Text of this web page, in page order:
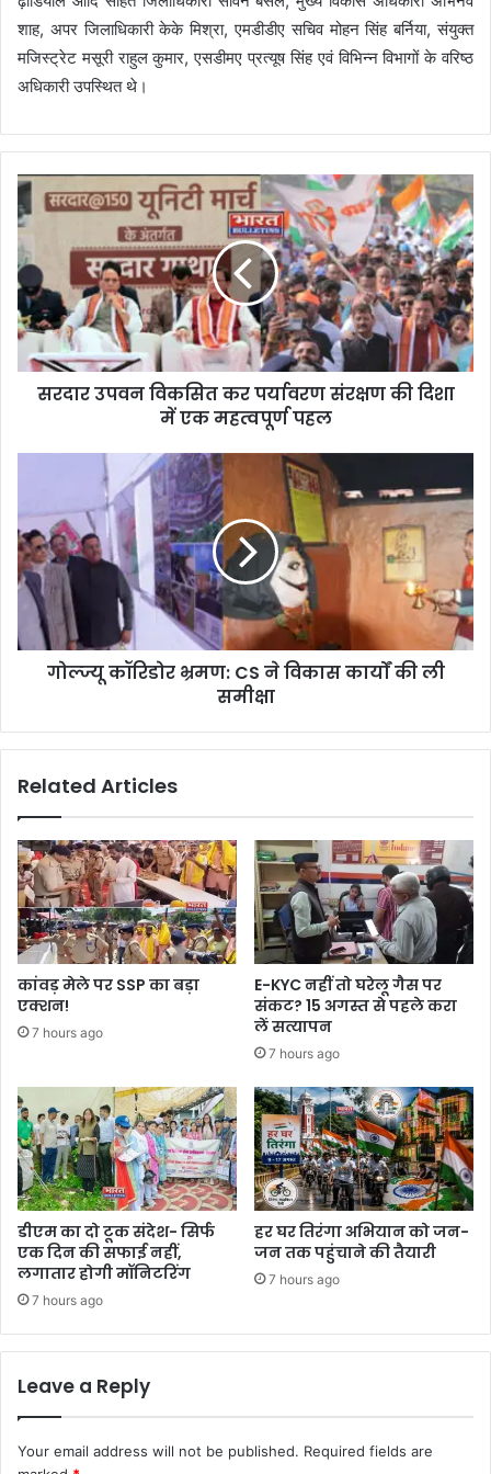
शाह, अपर जिलाधिकारी केके मिश्रा, एमडीडीए सचिव मोहन सिंह बर्निया, संयुक्त
मजिस्ट्रेट मसूरी राहुल कुमार, एसडीमए प्रत्यूष सिंह एवं विभिन्न विभागों के वरिष्ठ
अधिकारी उपस्थित थे।
सरदार उपवन विकसित कर पर्यावरण संरक्षण की दिशा
में एक महत्वपूर्ण पहल
गोल्ज्यू कॉरिडोर भ्रमण: CS ने विकास कार्यों की ली
समीक्षा
Related Articles
कांवड़ मेले पर SSP का बड़ा
एक्शन!
7 hours ago
E-KYC नहीं तो घरेलू गैस पर
संकट? 15 अगस्त से पहले करा
लें सत्यापन
7 hours ago
डीएम का दो टूक संदेश- सिर्फ
एक दिन की सफाई नहीं,
लगातार होगी मॉनिटरिंग
7 hours ago
हर घर तिरंगा अभियान को जन-
जन तक पहुंचाने की तैयारी
7 hours ago
Leave a Reply
Your email address will not be published. Required fields are